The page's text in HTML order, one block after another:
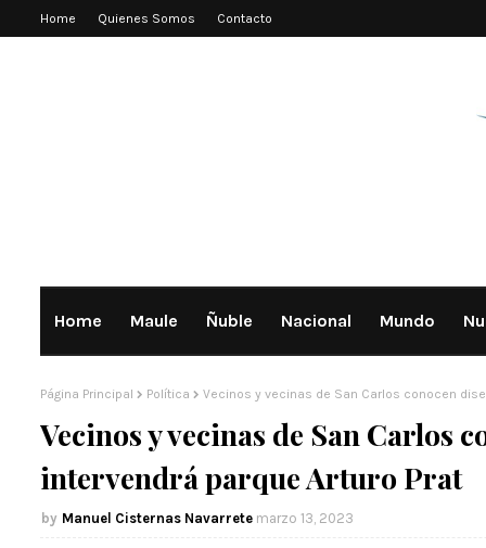
Home Quienes Somos Contacto
Home Maule Ñuble Nacional Mundo
Página Principal Política Vecinos y vecinas de San Carlos conocen
Vecinos y vecinas de San Carlos
intervendrá parque Arturo Prat
Manuel Cisternas Navarrete marzo 13, 2023